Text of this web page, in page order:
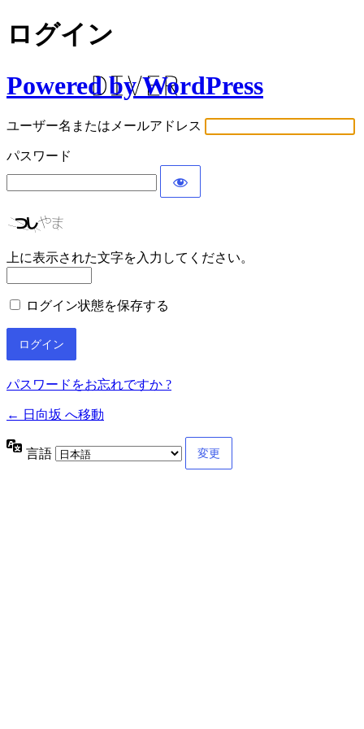
ログイン
Powered by WordPress
ユーザー名またはメールアドレス
パスワード
上に表示された文字を入力してください。
ログイン状態を保存する
パスワードをお忘れですか ?
← 日向坂 へ移動
言語